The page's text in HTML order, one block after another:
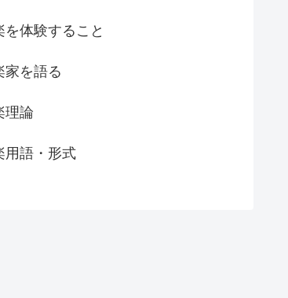
を体験すること
家を語る
理論
用語・形式